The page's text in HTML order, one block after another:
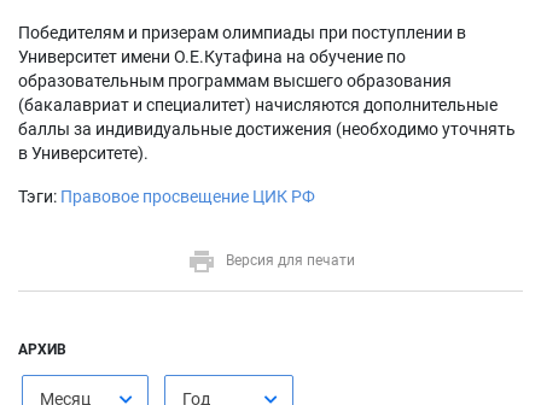
Победителям и призерам олимпиады при поступлении в
Университет имени О.Е.Кутафина на обучение по
образовательным программам высшего образования
(бакалавриат и специалитет) начисляются дополнительные
баллы за индивидуальные достижения (необходимо уточнять
в Университете).
Тэги: Правовое просвещение ЦИК РФ
Версия для печати
АРХИВ
Месяц Год